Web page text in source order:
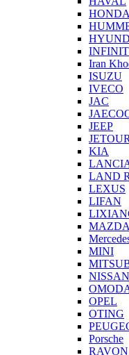
HONDA
Iran
ISUZU
IVECO
JAC
JEEP
JETOUR
KIA
LAND
LEXUS
LIFAN
MAZDA
MINI
NISSAN
OPEL
OTING
Porsche
RAVON